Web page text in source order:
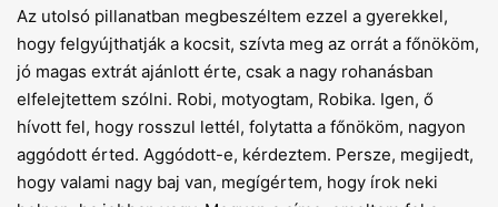
Az utolsó pillanatban megbeszéltem ezzel a gyerekkel,
hogy felgyújthatják a kocsit, szívta meg az orrát a főnököm,
jó magas extrát ajánlott érte, csak a nagy rohanásban
elfelejtettem szólni. Robi, motyogtam, Robika. Igen, ő
hívott fel, hogy rosszul lettél, folytatta a főnököm, nagyon
aggódott érted. Aggódott-e, kérdeztem. Persze, megijedt,
hogy valami nagy baj van, megígértem, hogy írok neki